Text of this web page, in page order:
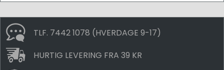
TLF. 7442 1078 (HVERDAGE 9-17)
HURTIG LEVERING FRA 39 KR